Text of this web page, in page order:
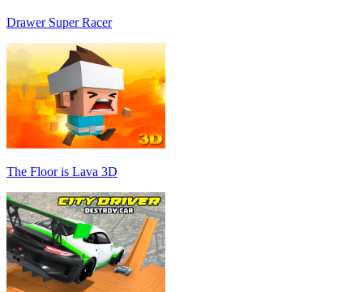
Drawer Super Racer
The Floor is Lava 3D